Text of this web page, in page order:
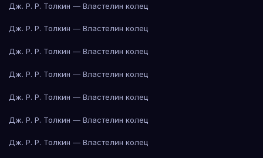
Дж. Р. Р. Толкин — Властелин колец
Дж. Р. Р. Толкин — Властелин колец
Дж. Р. Р. Толкин — Властелин колец
Дж. Р. Р. Толкин — Властелин колец
Дж. Р. Р. Толкин — Властелин колец
Дж. Р. Р. Толкин — Властелин колец
Дж. Р. Р. Толкин — Властелин колец